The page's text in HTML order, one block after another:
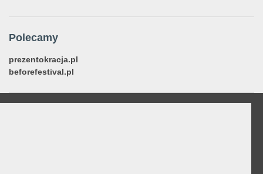
Polecamy
prezentokracja.pl
beforefestival.pl